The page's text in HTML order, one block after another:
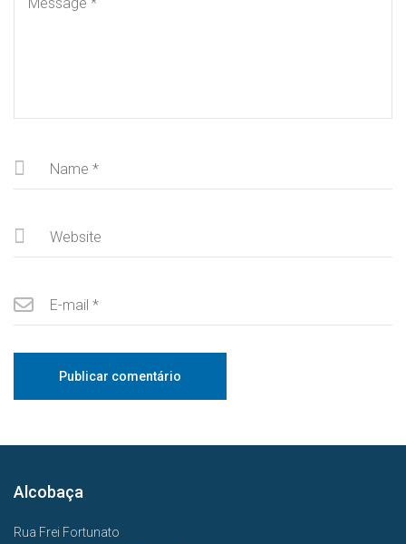
Alcobaça
Rua Frei Fortunato